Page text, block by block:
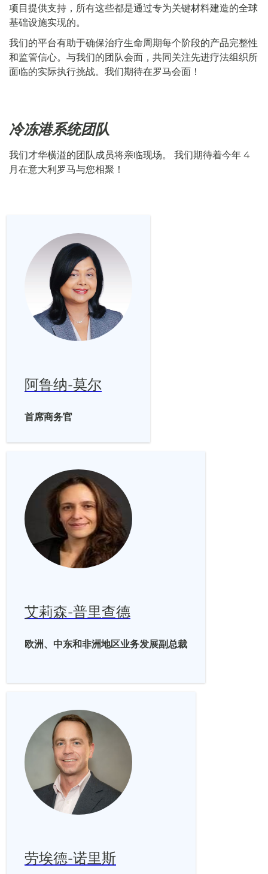
项目提供支持，所有这些都是通过专为关键材料建造的全球
基础设施实现的。
我们的平台有助于确保治疗生命周期每个阶段的产品完整性
和监管信心。与我们的团队会面，共同关注先进疗法组织所
面临的实际执行挑战。我们期待在罗马会面！
冷冻港系统团队
我们才华横溢的团队成员将亲临现场。 我们期待着今年 4
月在意大利罗马与您相聚！
阿鲁纳-莫尔
首席商务官
艾莉森-普里查德
欧洲、中东和非洲地区业务发展副总裁
劳埃德-诺里斯